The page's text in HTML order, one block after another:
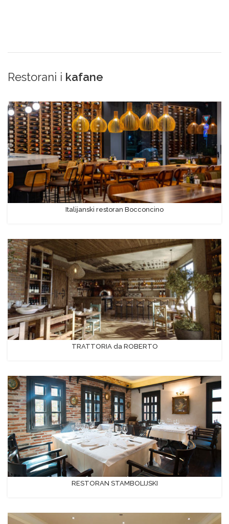
Restorani i kafane
Italijanski restoran Bocconcino
TRATTORIA da ROBERTO
RESTORAN STAMBOLIJSKI